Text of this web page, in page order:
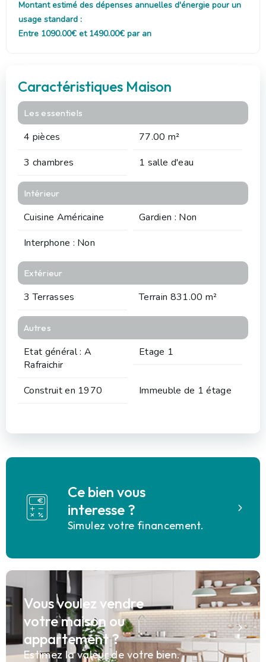
Montant estimé des dépenses annuelles d'énergie pour un
usage standard :
Entre 1090.00€ et 1490.00€ par an
Caractéristiques Maison
Les essentiels
4 pièces
77.00 m²
3 chambres
1 salle d'eau
Intérieur
Cuisine Américaine
Gardien : Non
Interphone : Non
Extérieur
3 Terrasses Terrain 831.00 m²
Autres
Etat général : A
Rafraichir
Etage 1
Construit en 1970 Immeuble de 1 étage
Ce bien vous
interesse ?
Simulez votre financement.
Vous voulez vendre
votre maison ou
appartement ?
Estimez la valeur de votre bien.